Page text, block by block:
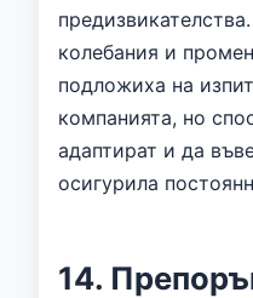
колебания и
подложиха на
компанията, но
адаптират и да
осигурила
14.